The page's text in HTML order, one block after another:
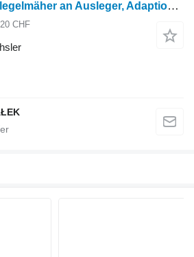
Anbaugerät für Schlegelmäher an Ausleger, Adaption an den Rahmen der RA Schnellwechsler für Noremat SMA, Rousseau Mähwerk
CHF